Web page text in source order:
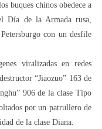
buques chinos obedece a
Día de la Armada rusa,
con un desfile
viralizadas en redes
“Jiaozuo” 163 de
906 de la clase Tipo
por un patrullero de
de la clase Diana.